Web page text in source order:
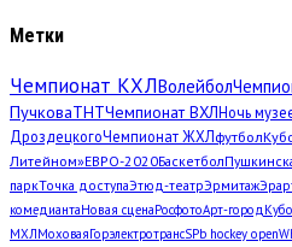
Метки
Чемпионат КХЛВолейбол
ПучковаТНТЧемпионат ВХЛНочь
ДроздецкогоЧемпионат ЖХЛфутбол
Литейном»ЕВРО-2020Баскетбол
паркТочка доступаЭтюд-театрЭрмитаж
комедиантаНовая сценаРосфотоАрт-город
МХЛМоховаяГорэлектротрансSPb hockey open